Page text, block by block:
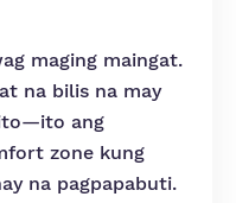
maging maingat.
na bilis na may
ang
zone kung
na pagpapabuti.